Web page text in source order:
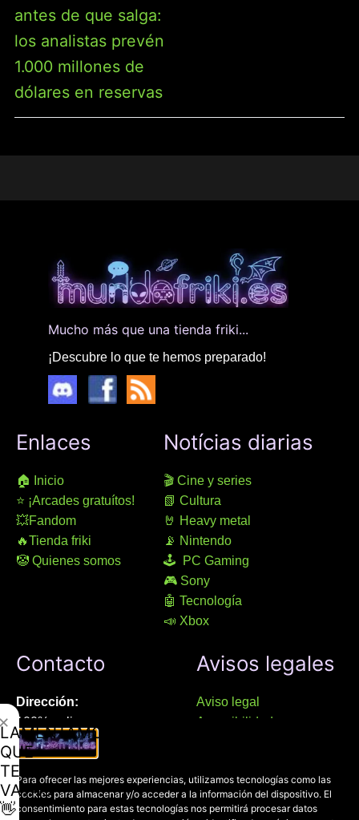
Para ofrecer las mejores experiencias, utilizamos tecnologías como las
cookies para almacenar y/o acceder a la información del dispositivo. El
consentimiento para estas tecnologías nos permitirá procesar datos
antes de que salga:
los analistas prevén
1.000 millones de
dólares en reservas
Mucho más que una tienda friki...
¡Descubre lo que te hemos preparado!
Enlaces
🏠 Inicio
⭐ ¡Arcades gratuítos!
💥Fandom
🔥Tienda friki
🤡 Quienes somos
Notícias diarias
🎬 Cine y series
📗 Cultura
🤘 Heavy metal
📡 Nintendo
🕹 PC Gaming
🎮 Sony
🤖 Tecnología
📣 Xbox
Contacto
Dirección:
100% online
Manresa (08241), Barcelona
Chat Whatsapp (solo texto):
+34 689 800 662
Avisos legales
Aviso legal
Accesibilidad
Política de privacidad
LAMENTAMOS
QUE
TE
VAYAS
👋